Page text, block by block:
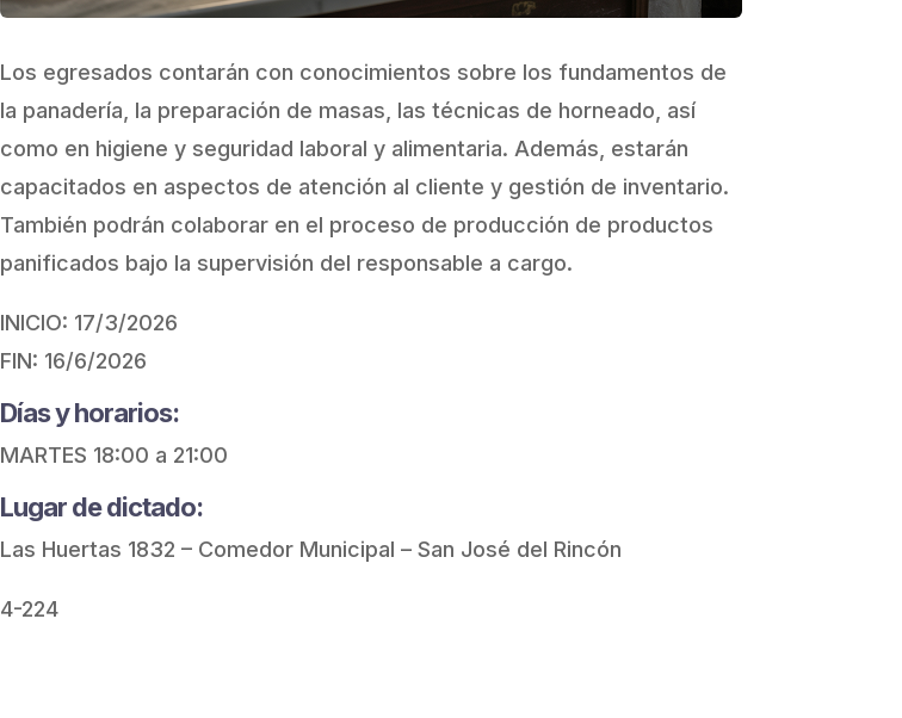
Los egresados contarán con conocimientos sobre los fundamentos de
la panadería, la preparación de masas, las técnicas de horneado, así
como en higiene y seguridad laboral y alimentaria. Además, estarán
capacitados en aspectos de atención al cliente y gestión de inventario.
También podrán colaborar en el proceso de producción de productos
panificados bajo la supervisión del responsable a cargo.
INICIO: 17/3/2026
FIN: 16/6/2026
Días y horarios:
MARTES 18:00 a 21:00
Lugar de dictado:
Las Huertas 1832 – Comedor Municipal – San José del Rincón
4-224